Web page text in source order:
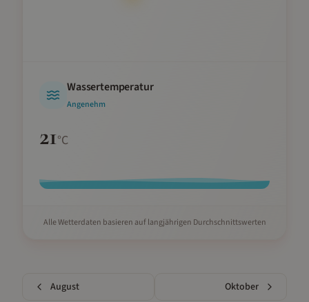
Wassertemperatur
Angenehm
21°C
Alle Wetterdaten basieren auf langjährigen Durchschnittswerten
August Oktober